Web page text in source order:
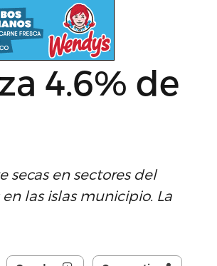
4.6% de
en sectores del
las islas municipio. La